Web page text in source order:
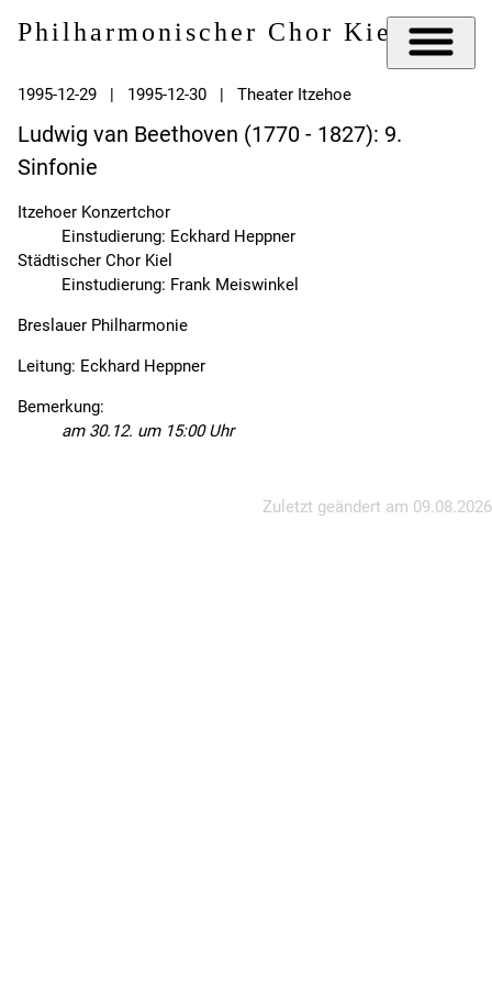
Philharmonischer Chor Kiel e.V.
1995-12-29 | 1995-12-30 | Theater Itzehoe
Ludwig van Beethoven (1770 - 1827): 9.
Sinfonie
Itzehoer Konzertchor
Einstudierung: Eckhard Heppner
Städtischer Chor Kiel
Einstudierung: Frank Meiswinkel
Breslauer Philharmonie
Leitung: Eckhard Heppner
Bemerkung:
am 30.12. um 15:00 Uhr
Zuletzt geändert am 09.08.2026